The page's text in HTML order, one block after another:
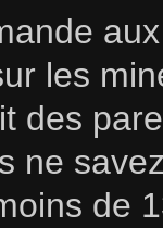
les
des
ne
de